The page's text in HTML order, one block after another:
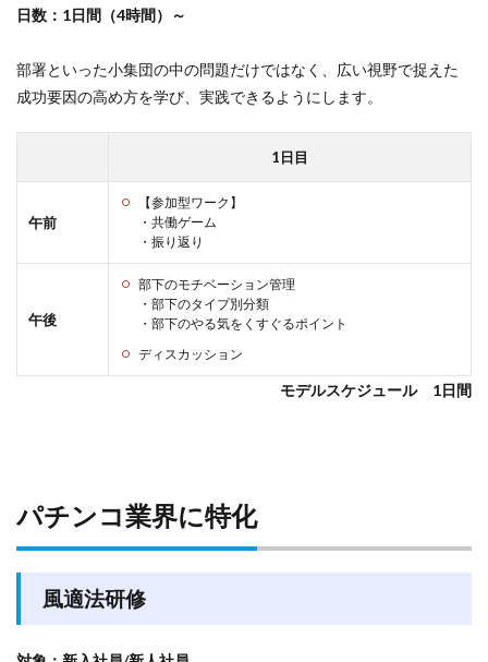
日数：1日間（4時間）～
部署といった小集団の中の問題だけではなく、広い視野で捉えた
成功要因の高め方を学び、実践できるようにします。
1日目
午前
【参加型ワーク】
・共働ゲーム
・振り返り
午後
部下のモチベーション管理
・部下のタイプ別分類
・部下のやる気をくすぐるポイント
ディスカッション
モデルスケジュール 1日間
パチンコ業界に特化
風適法研修